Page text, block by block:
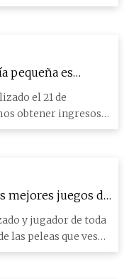
pequeña es
obtener ingresos
mejores juegos de
y jugador de toda
las peleas que ves